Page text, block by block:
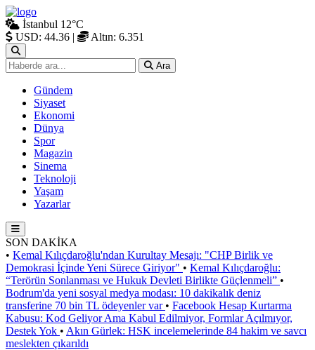
İstanbul 12°C
USD: 44.36 | Altın: 6.351
Ara
Gündem
Siyaset
Ekonomi
Dünya
Spor
Magazin
Sinema
Teknoloji
Yaşam
Yazarlar
SON DAKİKA
• Kemal Kılıçdaroğlu'ndan Kurultay Mesajı: "CHP Birlik ve
Demokrasi İçinde Yeni Sürece Giriyor" • Kemal Kılıçdaroğlu:
“Terörün Sonlanması ve Hukuk Devleti Birlikte Güçlenmeli” •
Bodrum'da yeni sosyal medya modası: 10 dakikalık deniz
transferine 70 bin TL ödeyenler var • Facebook Hesap Kurtarma
Kabusu: Kod Geliyor Ama Kabul Edilmiyor, Formlar Açılmıyor,
Destek Yok • Akın Gürlek: HSK incelemelerinde 84 hakim ve savcı
meslekten çıkarıldı